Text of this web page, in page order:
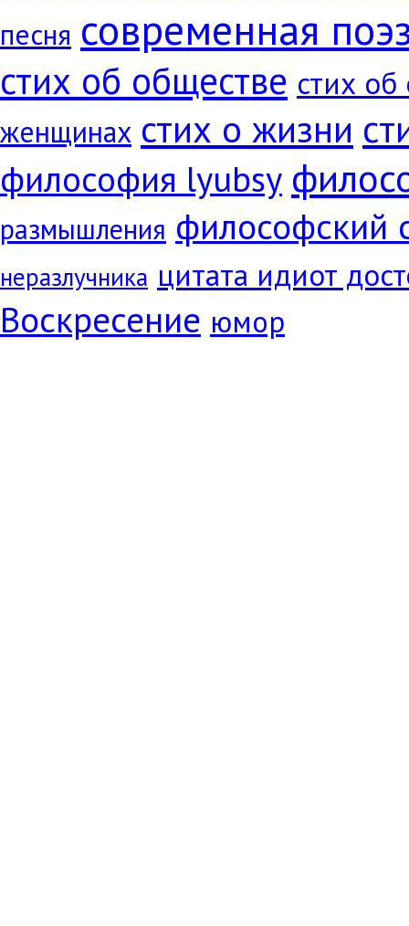
песня современная
стих об обществе стих
женщинах стих о жизни
философия lyubsy
размышления философский
неразлучника цитата идиот
Воскресение юмор